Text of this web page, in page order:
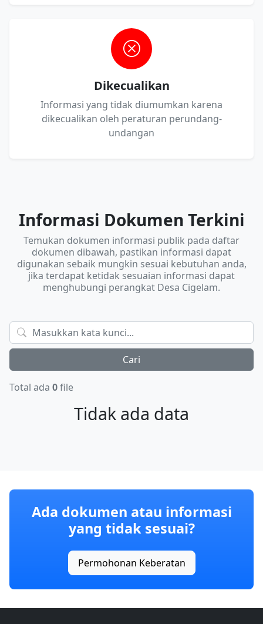
Dikecualikan
Informasi yang tidak diumumkan karena
dikecualikan oleh peraturan perundang-
undangan
Informasi Dokumen Terkini
Temukan dokumen informasi publik pada daftar
dokumen dibawah, pastikan informasi dapat
digunakan sebaik mungkin sesuai kebutuhan anda,
jika terdapat ketidak sesuaian informasi dapat
menghubungi perangkat Desa Cigelam.
Cari
Total ada 0file
Tidak ada data
Ada dokumen atau informasi
yang tidak sesuai?
Permohonan Keberatan